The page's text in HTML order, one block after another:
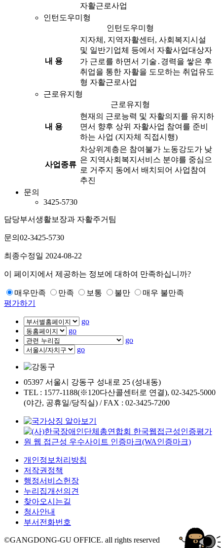
자활근로사업
인턴도우미형
인턴도우미형
내 용
지자체, 지역자활센터, 사회복지시설
및 일반기업체 등에서 자활사업대상자
가 근로를 하면서 기술․경력을 쌓은 후
취업을 통한 자활을 도모하는 취업유도
형 자활근로사업
근로유지형
근로유지형
내 용
현재의 근로능력 및 자활의지를 유지하
면서 향후 상위 자활사업 참여를 준비
하는 사업 (지자체 직접시행)
사업종류
차상위계층은 참여불가 노동강도가 낮
은 지역사회복지서비스 분야를 중심으
로 거주지 동에서 배치되어 사업참여
추진
문의
3425-5730
담당부서생활보장과 자활주거팀
문의 02-3425-5730
최종수정일 2024-08-22
이 페이지에서 제공하는 정보에 대하여 만족하십니까?
매우만족 만족 보통 불만
매우 불만족
평가하기
go
go
go
go
05397 서울시 강동구 성내로 25 (성내동)
TEL : 1577-1188(※120다산콜센터로 연결), 02-3425-5000
(야간, 공휴일/당직실) / FAX : 02-3425-7200
개인정보처리방침
저작권정책
행정서비스헌장
누리집개선의견
찾아오시는길
청사안내
부서전화번호
©GANGDONG-GU OFFICE. all rights reserved